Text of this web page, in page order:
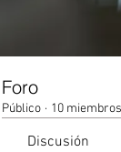
Foro
Público · 10 miembros
Discusión